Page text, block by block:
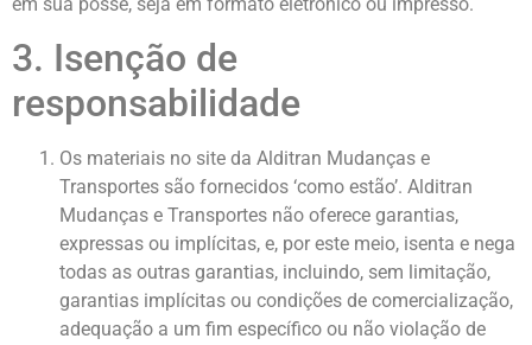
3. Isenção de
responsabilidade
Os materiais no site da Alditran Mudanças e
Transportes são fornecidos ‘como estão’. Alditran
Mudanças e Transportes não oferece garantias,
expressas ou implícitas, e, por este meio, isenta e nega
todas as outras garantias, incluindo, sem limitação,
garantias implícitas ou condições de comercialização,
adequação a um fim específico ou não violação de